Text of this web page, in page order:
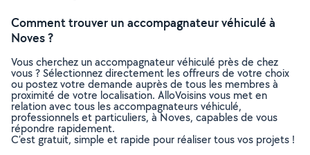
Comment trouver un accompagnateur véhiculé à
Noves ?
Vous cherchez un accompagnateur véhiculé près de chez
vous ? Sélectionnez directement les offreurs de votre choix
ou postez votre demande auprès de tous les membres à
proximité de votre localisation. AlloVoisins vous met en
relation avec tous les accompagnateurs véhiculé,
professionnels et particuliers, à Noves, capables de vous
répondre rapidement.
C’est gratuit, simple et rapide pour réaliser tous vos projets !